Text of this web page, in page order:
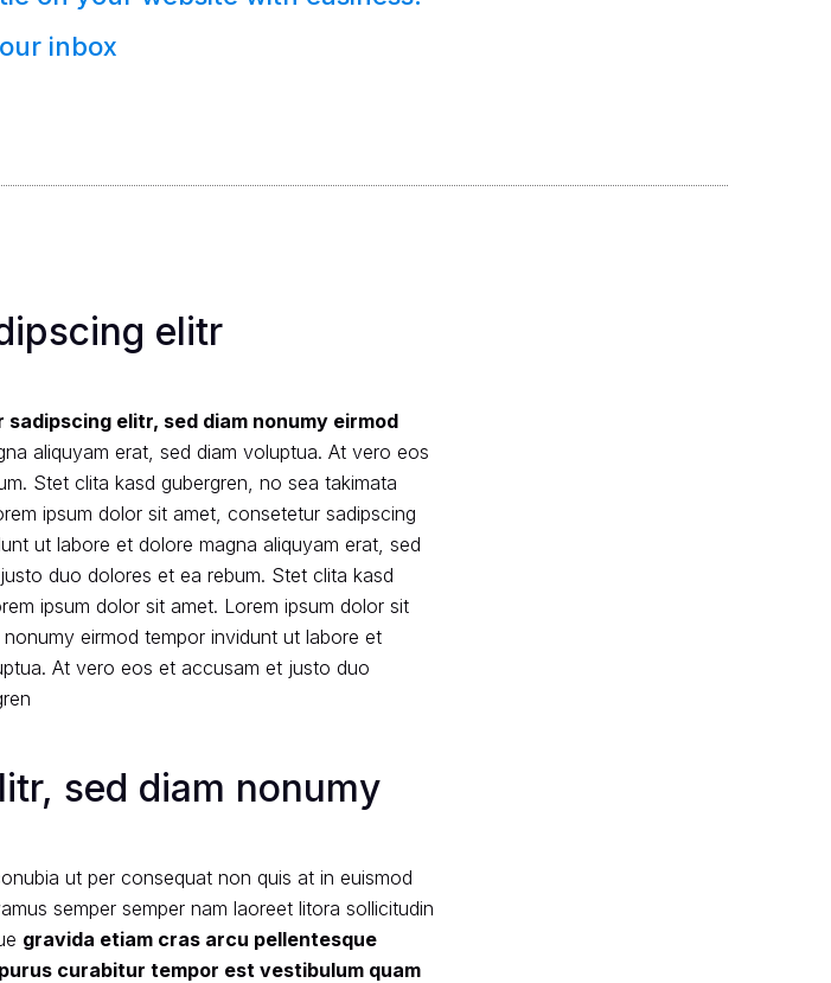
inbox
elitr
elitr, sed diam nonumy eirmod
aliquyam erat, sed diam voluptua. At vero eos
Stet clita kasd gubergren, no sea takimata
ipsum dolor sit amet, consetetur sadipscing
ut labore et dolore magna aliquyam erat, sed
duo dolores et ea rebum. Stet clita kasd
ipsum dolor sit amet. Lorem ipsum dolor sit
eirmod tempor invidunt ut labore et
At vero eos et accusam et justo duo
sed diam nonumy
ut per consequat non quis at in euismod
semper semper nam laoreet litora sollicitudin
gravida etiam cras arcu pellentesque
curabitur tempor est vestibulum quam